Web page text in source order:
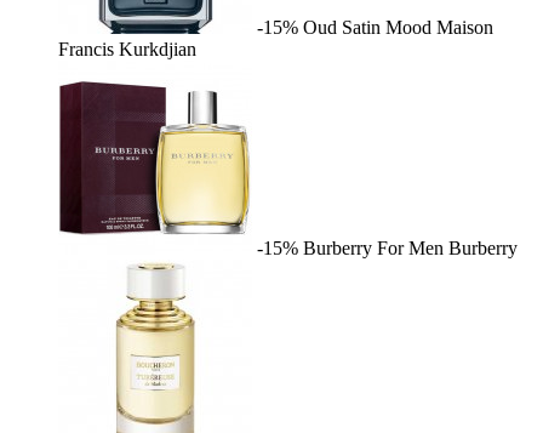
-15% Oud Satin Mood Maison
Francis Kurkdjian
-15% Burberry For Men Burberry